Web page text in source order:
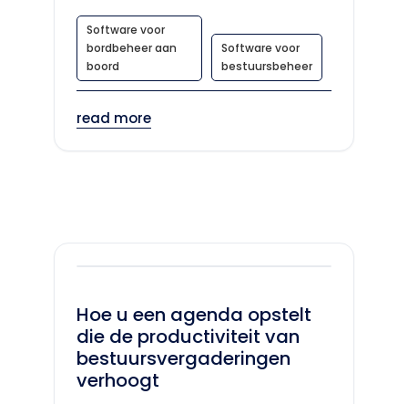
Software voor
bordbeheer aan
boord
Software voor
bestuursbeheer
read more
Hoe u een agenda opstelt
die de productiviteit van
bestuursvergaderingen
verhoogt